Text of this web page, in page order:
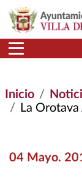
Pasar al contenido
Inicio
La Orotava
04 Mayo.